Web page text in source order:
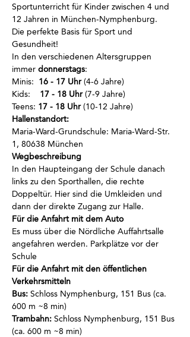
Sportunterricht für Kinder zwischen 4 und
12 Jahren in München-Nymphenburg.
Die perfekte Basis für Sport und
Gesundheit!
In den verschiedenen Altersgruppen
immer donnerstags:
Minis: 16 - 17 Uhr (4-6 Jahre)
Kids: 17 - 18 Uhr (7-9 Jahre)
Teens: 17 - 18 Uhr (10-12 Jahre)
Hallenstandort:
Maria-Ward-Grundschule: Maria-Ward-Str.
1, 80638 München
Wegbeschreibung
In den Haupteingang der Schule danach
links zu den Sporthallen, die rechte
Doppeltür. Hier sind die Umkleiden und
dann der direkte Zugang zur Halle.
Für die Anfahrt mit dem Auto
Es muss über die Nördliche Auffahrtsalle
angefahren werden. Parkplätze vor der
Schule
Für die Anfahrt mit den öffentlichen
Verkehrsmitteln
Bus: Schloss Nymphenburg, 151 Bus (ca.
600 m ~8 min)
Trambahn: Schloss Nymphenburg, 151 Bus
(ca. 600 m ~8 min)